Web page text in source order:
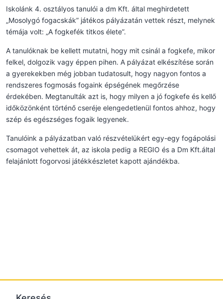
Iskolánk 4. osztályos tanulói a dm Kft. által meghirdetett
„Mosolygó fogacskák” játékos pályázatán vettek részt, melynek
témája volt: „A fogkefék titkos élete”.
A tanulóknak be kellett mutatni, hogy mit csinál a fogkefe, mikor
felkel, dolgozik vagy éppen pihen. A pályázat elkészítése során
a gyerekekben még jobban tudatosult, hogy nagyon fontos a
rendszeres fogmosás fogaink épségének megőrzése
érdekében. Megtanulták azt is, hogy milyen a jó fogkefe és kellő
időközönként történő cseréje elengedetlenül fontos ahhoz, hogy
szép és egészséges fogaik legyenek.
Tanulóink a pályázatban való részvételükért egy-egy fogápolási
csomagot vehettek át, az iskola pedig a REGIO és a Dm Kft.által
felajánlott fogorvosi játékkészletet kapott ajándékba.